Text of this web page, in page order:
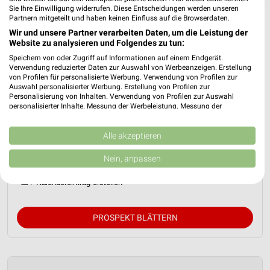
Netto Marken-Discount Prospekt für
Frankfurt (Main) ab Mo. den 10.08.
Gültig von 10. Aug. bis 15. Aug.
📅 Kalendereintrag erstellen
PROSPEKT BLÄTTERN
Sie Ihre Einwilligung widerrufen. Diese Entscheidungen werden unseren
Partnern mitgeteilt und haben keinen Einfluss auf die Browserdaten.
Wir und unsere Partner verarbeiten Daten, um die Leistung der
Website zu analysieren und Folgendes zu tun:
Speichern von oder Zugriff auf Informationen auf einem Endgerät.
Verwendung reduzierter Daten zur Auswahl von Werbeanzeigen. Erstellung
von Profilen für personalisierte Werbung. Verwendung von Profilen zur
Auswahl personalisierter Werbung. Erstellung von Profilen zur
Personalisierung von Inhalten. Verwendung von Profilen zur Auswahl
personalisierter Inhalte. Messung der Werbeleistung. Messung der
Kombinationen von Daten aus verschiedenen Quellen. Entwicklung und
Verbesserung der Angebote. Verwendung reduzierter Daten zur Auswahl
von Inhalten.
Daten können außerhalb der Europäischen Union weitergegeben und in die
USA gesendet werden.
Website/App.
Wir nutzen Ihre Daten für folgende Zwecke:
Alle akzeptieren
Nein, anpassen